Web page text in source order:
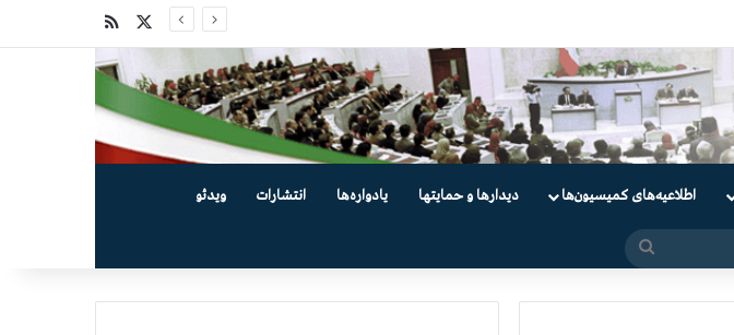
اطلاعیه‌های کمیسیون‌‌ها دیدارها و حمایتها یادواره‌ها انتشارات ویدئو